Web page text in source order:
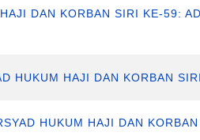
DAN KORBAN SIRI KE-59:
HUKUM HAJI DAN KORBAN
HUKUM HAJI DAN